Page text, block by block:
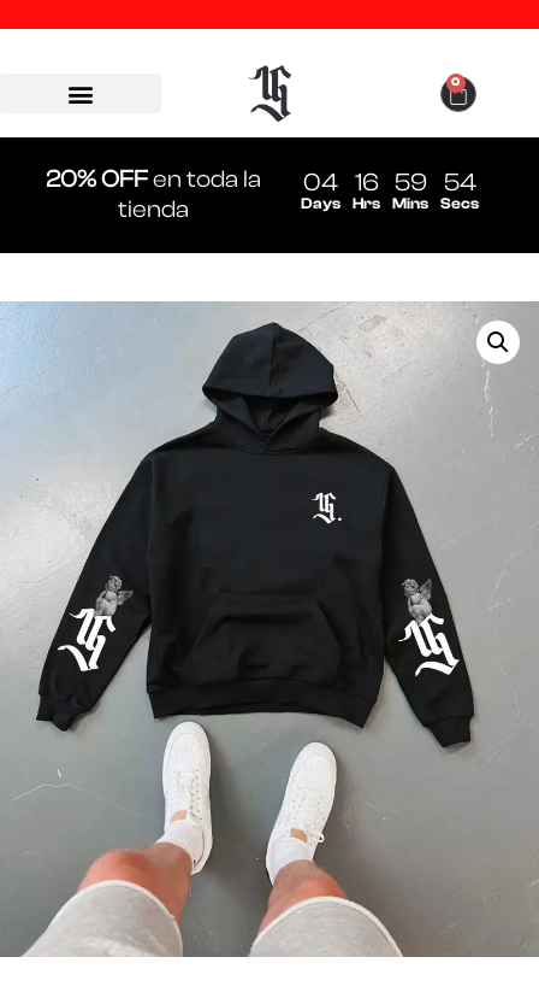
0
20% OFFen toda la
tienda
04
Days
16
Hrs
59
Mins
54
Secs